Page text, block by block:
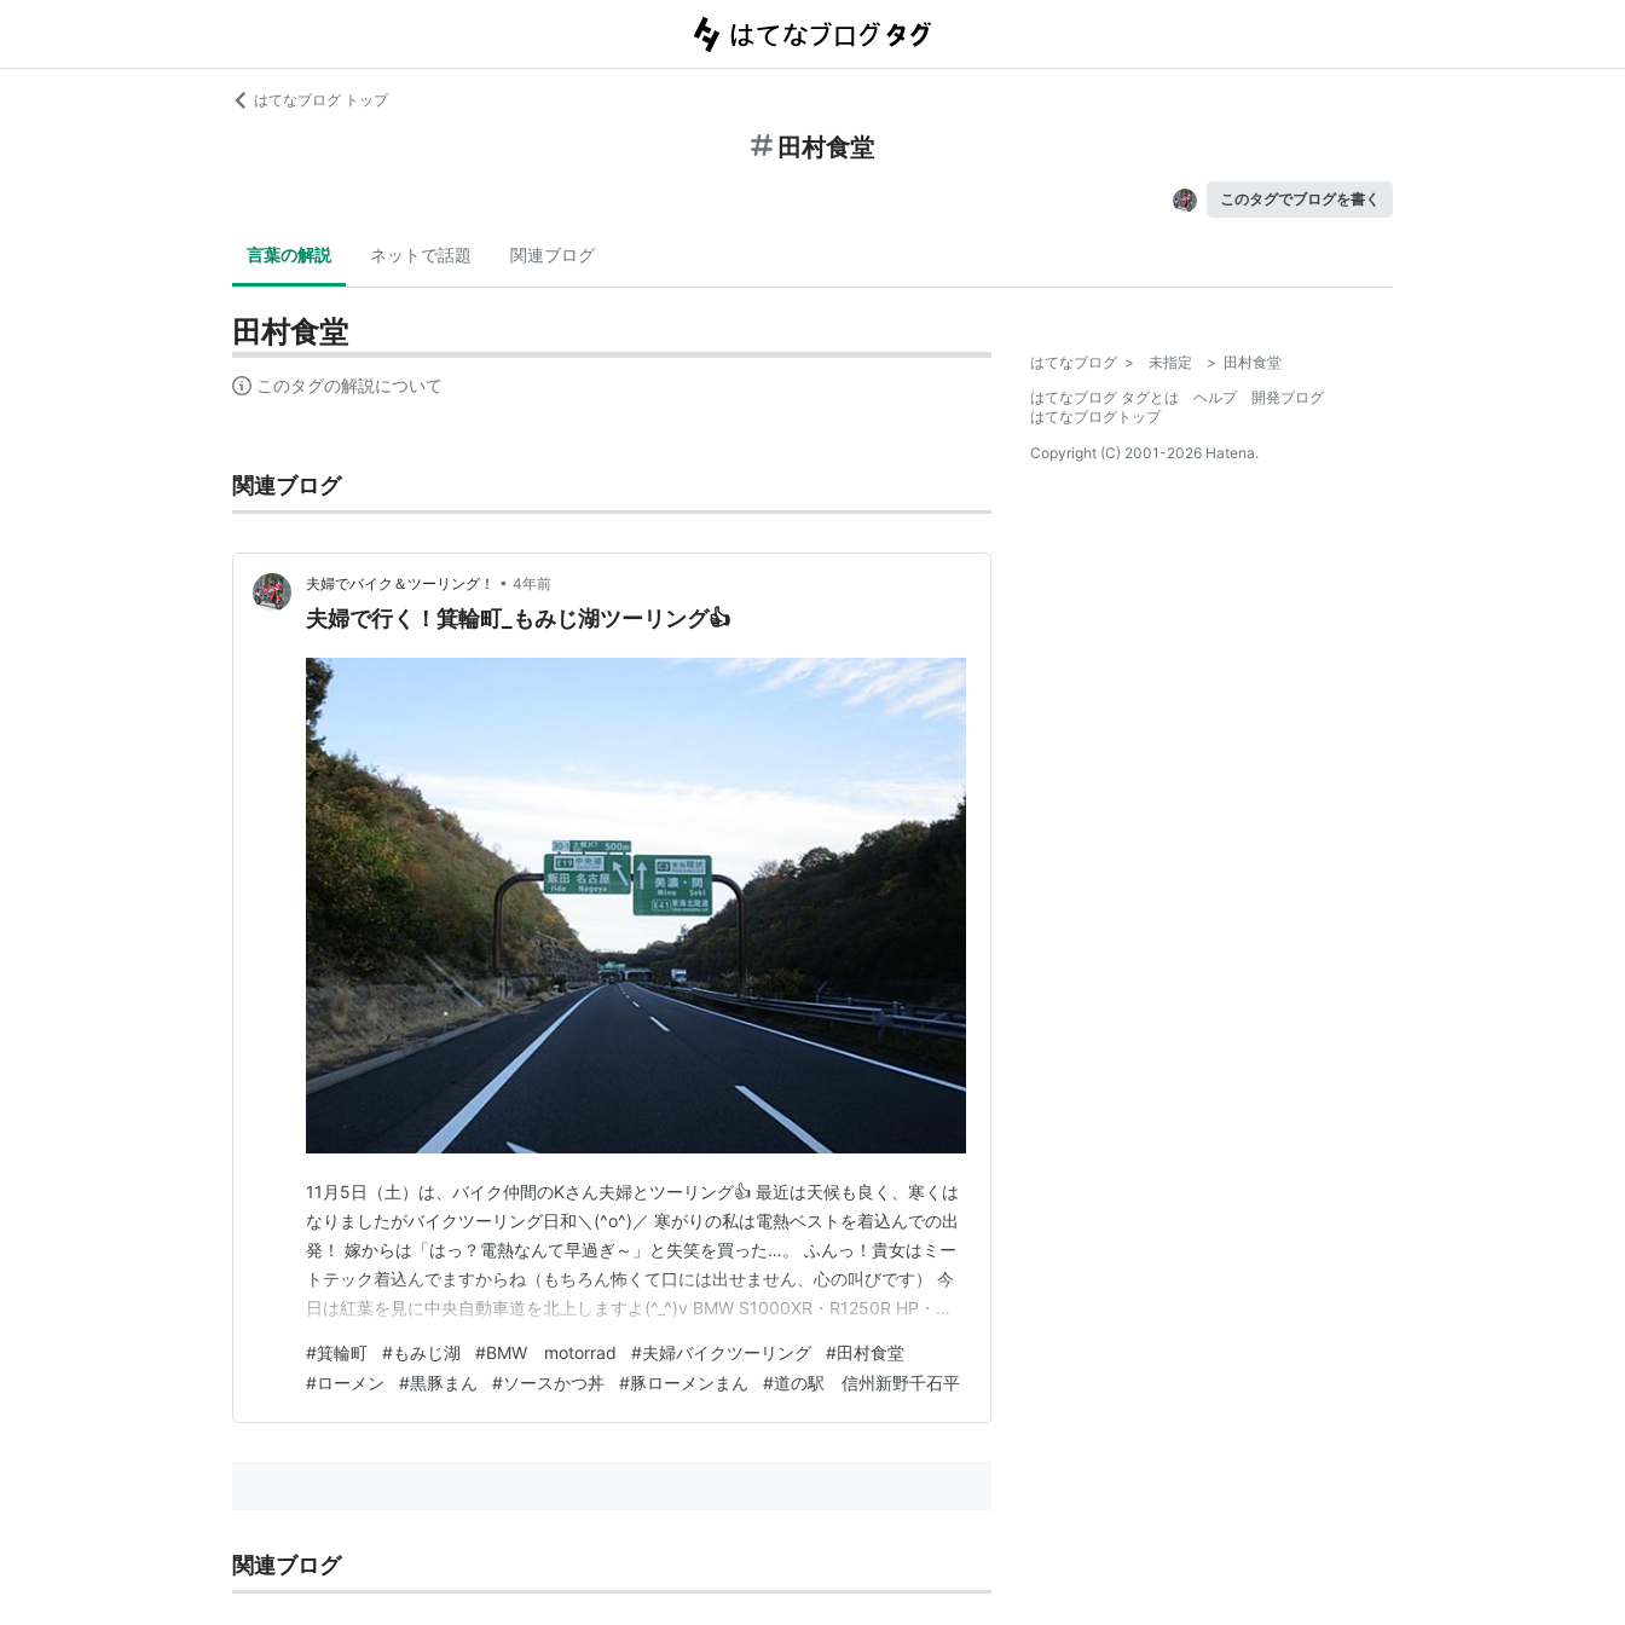
はてなブログ トップ
田村食堂
このタグでブログを書く
言葉の解説 ネットで話題 関連ブログ
田村食堂
このタグの解説について
関連ブログ
夫婦でバイク＆ツーリング！ • 4年前
夫婦で行く！箕輪町_もみじ湖ツーリング👍
11月5日（土）は、バイク仲間のKさん夫婦とツーリング👍 最近は天候も良く、寒くは
なりましたがバイクツーリング日和＼(^o^)／ 寒がりの私は電熱ベストを着込んでの出
発！ 嫁からは「はっ？電熱なんて早過ぎ～」と失笑を買った…。 ふんっ！貴女はミー
トテック着込んでますからね（もちろん怖くて口には出せません、心の叫びです） 今
日は紅葉を見に中央自動車道を北上しますよ(^_^)v BMW S1000XR・R1250R HP・
中で対面通行に！反対車線を逆走？走ることは滅多にない走行でした。 特に集中工事
による渋滞等なく…
#箕輪町 #もみじ湖 #BMW motorrad #夫婦バイクツーリング #田村食堂
#ローメン #黒豚まん #ソースかつ丼 #豚ローメンまん #道の駅 信州新野千石平
関連ブログ
はてなブログ > 未指定 > 田村食堂
はてなブログ タグとは
ヘルプ
開発ブログ
はてなブログトップ
Copyright (C) 2001-2026 Hatena.